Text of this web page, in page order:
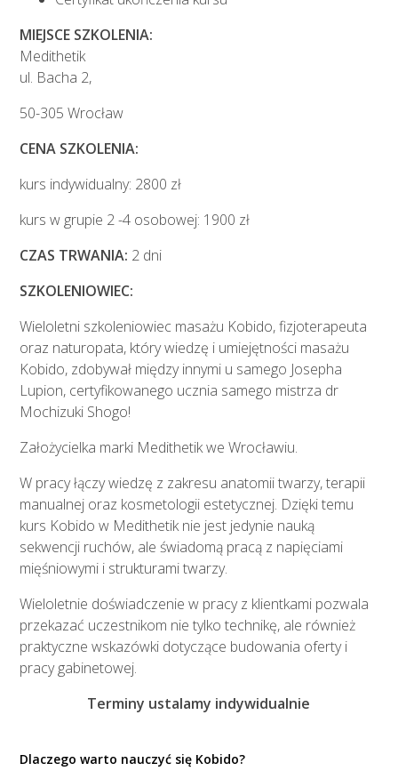
MIEJSCE SZKOLENIA:
Medithetik
ul. Bacha 2,
50-305 Wrocław
CENA SZKOLENIA:
kurs indywidualny: 2800 zł
kurs w grupie 2 -4 osobowej: 1900 zł
CZAS TRWANIA: 2 dni
SZKOLENIOWIEC:
Wieloletni szkoleniowiec masażu Kobido, fizjoterapeuta
oraz naturopata, który wiedzę i umiejętności masażu
Kobido, zdobywał między innymi u samego Josepha
Lupion, certyfikowanego ucznia samego mistrza dr
Mochizuki Shogo!
Założycielka marki Medithetik we Wrocławiu.
W pracy łączy wiedzę z zakresu anatomii twarzy, terapii
manualnej oraz kosmetologii estetycznej. Dzięki temu
kurs Kobido w Medithetik nie jest jedynie nauką
sekwencji ruchów, ale świadomą pracą z napięciami
mięśniowymi i strukturami twarzy.
Wieloletnie doświadczenie w pracy z klientkami pozwala
przekazać uczestnikom nie tylko technikę, ale również
praktyczne wskazówki dotyczące budowania oferty i
pracy gabinetowej.
Terminy ustalamy indywidualnie
Dlaczego warto nauczyć się Kobido?